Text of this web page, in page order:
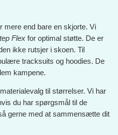
mere end bare en skjorte. Vi
Flex for optimal støtte. De er
ikke rutsjer i skoen. Til
tracksuits og hoodies. De
kampene.
til størrelser. Vi har
du har spørgsmål til de
gerne med at sammensætte dit